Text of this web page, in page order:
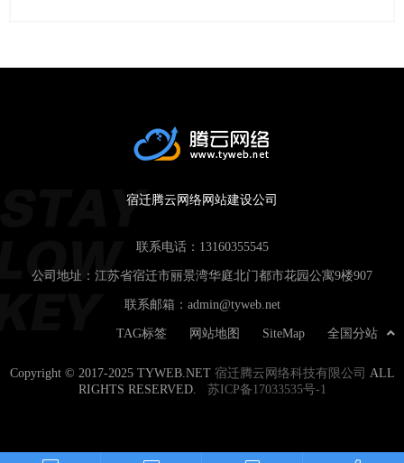
宿迁腾云网络网站建设公司
联系电话： 13160355545
公司地址：江苏省宿迁市丽景湾华庭北门都市花园公寓9楼907
联系邮箱： admin@tyweb.net
全国分站
SiteMap
网站地图
TAG标签
Copyright © 2017-2025 TYWEB.NET 宿迁腾云网络科技有限公司
ALL
RIGHTS RESERVED. 苏ICP备17033535号-1